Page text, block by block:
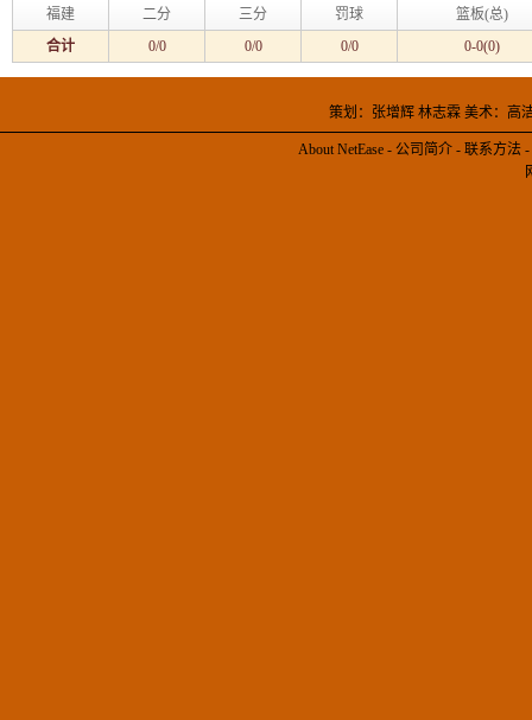
福建 二分 三分 罚球
篮板(总)
合计
0/0 0/0 0/0 0-0(0)
策划：张增辉 林志霖 美术：
About NetEase - 公司简介 - 联系方法 -